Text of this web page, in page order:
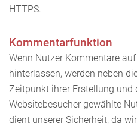
HTTPS.
Kommentarfunktion
Wenn Nutzer Kommentare
hinterlassen, werden neben
Zeitpunkt ihrer Erstellung und
Websitebesucher gewählte
dient unserer Sicherheit, da